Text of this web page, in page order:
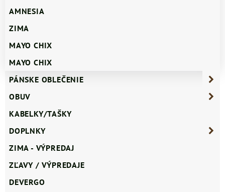
AMNESIA
ZIMA
MAYO CHIX
MAYO CHIX
PÁNSKE OBLEČENIE
OBUV
KABELKY/TAŠKY
DOPLNKY
ZIMA - VÝPREDAJ
ZĽAVY / VÝPREDAJE
DEVERGO